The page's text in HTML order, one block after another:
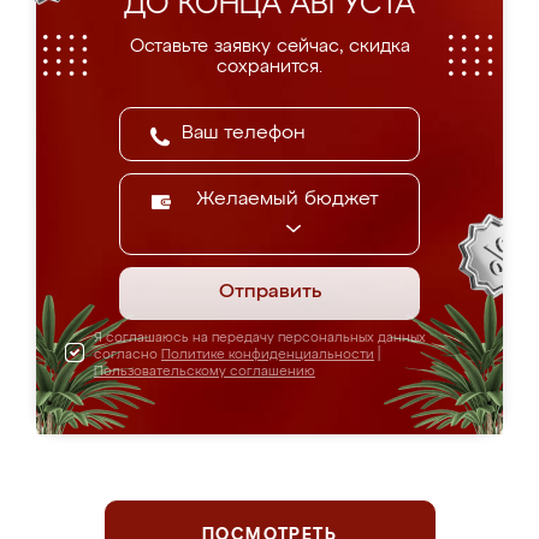
Оставьте заявку сейчас, скидка
сохранится.
Желаемый бюджет
Отправить
Я соглашаюсь на передачу персональных данных
согласно Политике конфиденциальности
Пользовательскому соглашению
ПОСМОТРЕТЬ